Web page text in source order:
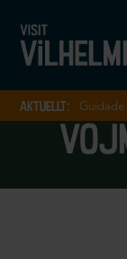
aktuellt: Guidade